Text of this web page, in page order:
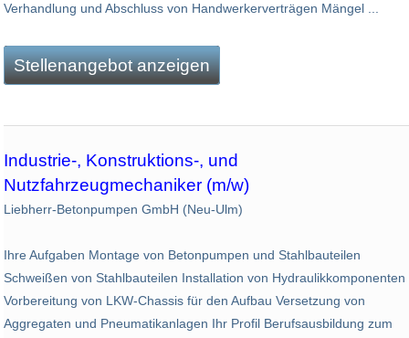
Verhandlung und Abschluss von Handwerkerverträgen Mängel ...
Stellenangebot anzeigen
Industrie-, Konstruktions-, und
Nutzfahrzeugmechaniker (m/w)
Liebherr-Betonpumpen GmbH (Neu-Ulm)
Ihre Aufgaben Montage von Betonpumpen und Stahlbauteilen
Schweißen von Stahlbauteilen Installation von Hydraulikkomponenten
Vorbereitung von LKW-Chassis für den Aufbau Versetzung von
Aggregaten und Pneumatikanlagen Ihr Profil Berufsausbildung zum